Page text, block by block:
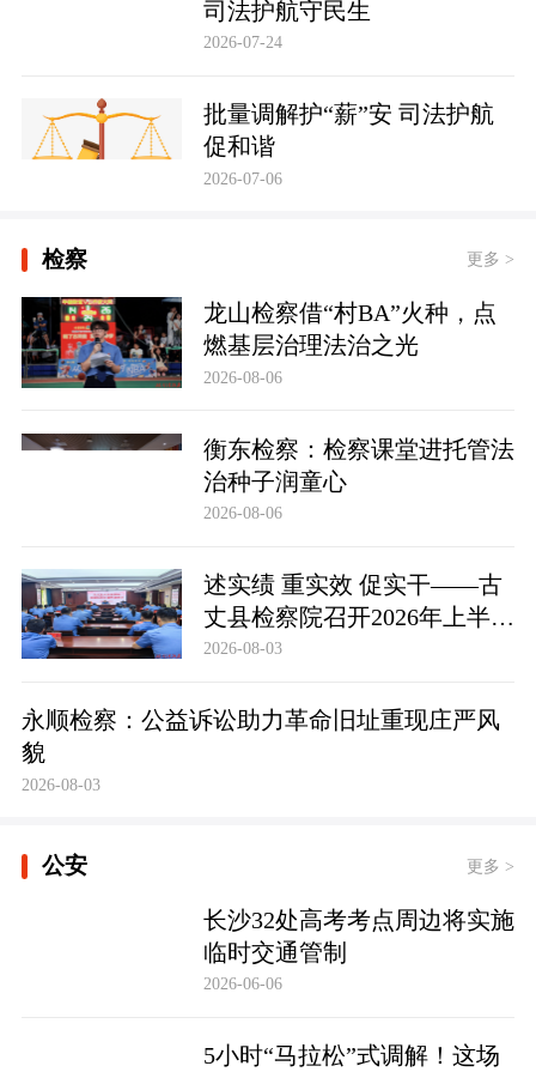
司法护航守民生
2026-07-24
批量调解护“薪”安 司法护航
促和谐
2026-07-06
检察 更多 >
龙山检察借“村BA”火种，点
燃基层治理法治之光
2026-08-06
衡东检察：检察课堂进托管法
治种子润童心
2026-08-06
述实绩 重实效 促实干——古
丈县检察院召开2026年上半年
员额检察官述职述廉大会
2026-08-03
永顺检察：公益诉讼助力革命旧址重现庄严风
貌
2026-08-03
公安 更多 >
长沙32处高考考点周边将实施
临时交通管制
2026-06-06
5小时“马拉松”式调解！这场